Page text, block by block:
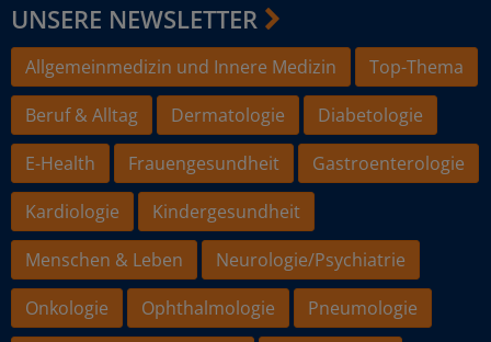
UNSERE NEWSLETTER
Allgemeinmedizin und Innere Medizin
Top-Thema
Beruf & Alltag
Dermatologie
Diabetologie
E-Health
Frauengesundheit
Gastroenterologie
Kardiologie
Kindergesundheit
Menschen & Leben
Neurologie/Psychiatrie
Onkologie
Ophthalmologie
Pneumologie